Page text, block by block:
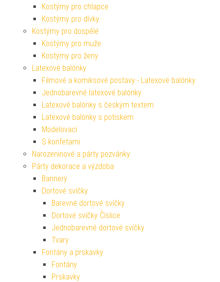
Kostýmy pro chlapce
Kostýmy pro dívky
Kostýmy pro dospělé
Kostýmy pro muže
Kostýmy pro ženy
Latexové balónky
Filmové a komiksové postavy - Latexové balónky
Jednobarevné latexové balónky
Latexové balónky s českým textem
Latexové balónky s potiskem
Modelovací
S konfetami
Narozeninové a párty pozvánky
Párty dekorace a výzdoba
Bannery
Dortové svíčky
Barevné dortové svíčky
Dortové svíčky Číslice
Jednobarevné dortové svíčky
Tvary
Fontány a prskavky
Fontány
Prskavky